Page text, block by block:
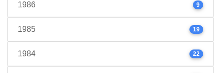
1986 9
1985 19
1984 22